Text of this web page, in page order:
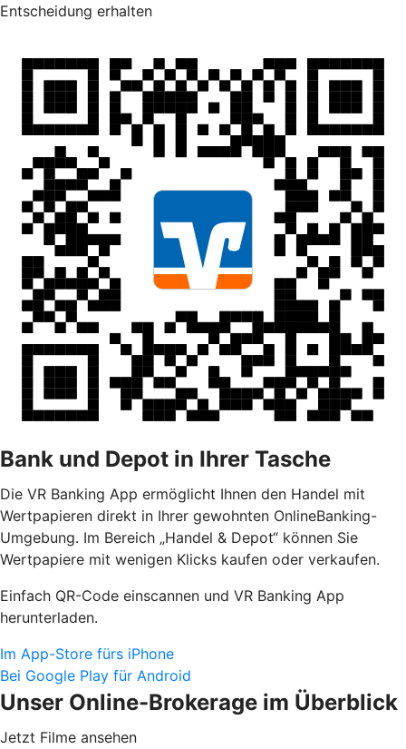
Entscheidung erhalten
Bank und Depot in Ihrer Tasche
Die VR Banking App ermöglicht Ihnen den Handel mit
Wertpapieren direkt in Ihrer gewohnten OnlineBanking-
Umgebung. Im Bereich „Handel & Depot“ können Sie
Wertpapiere mit wenigen Klicks kaufen oder verkaufen.
Einfach QR-Code einscannen und VR Banking App
herunterladen.
Im App-Store fürs iPhone
Bei Google Play für Android
Unser Online-Brokerage im Überblick
Jetzt Filme ansehen